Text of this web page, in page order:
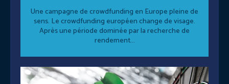
Une campagne de crowdfunding en Europe pleine de
sens. Le crowdfunding européen change de visage.
Après une période dominée par la recherche de
rendement...